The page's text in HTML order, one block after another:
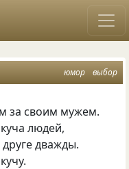
юмор выбор
за своим мужем.
людей,
дважды.